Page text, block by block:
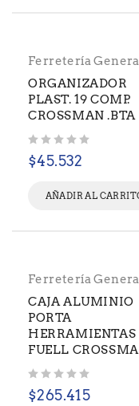
Ferretería
ORGANIZADOR
PLAST. 19 COMP.
CROSSMAN .BTA
$45.532
AÑADIR AL
Ferretería
CAJA ALUMINIO
PORTA
HERRAMIENTAS
FUELL
$265.415